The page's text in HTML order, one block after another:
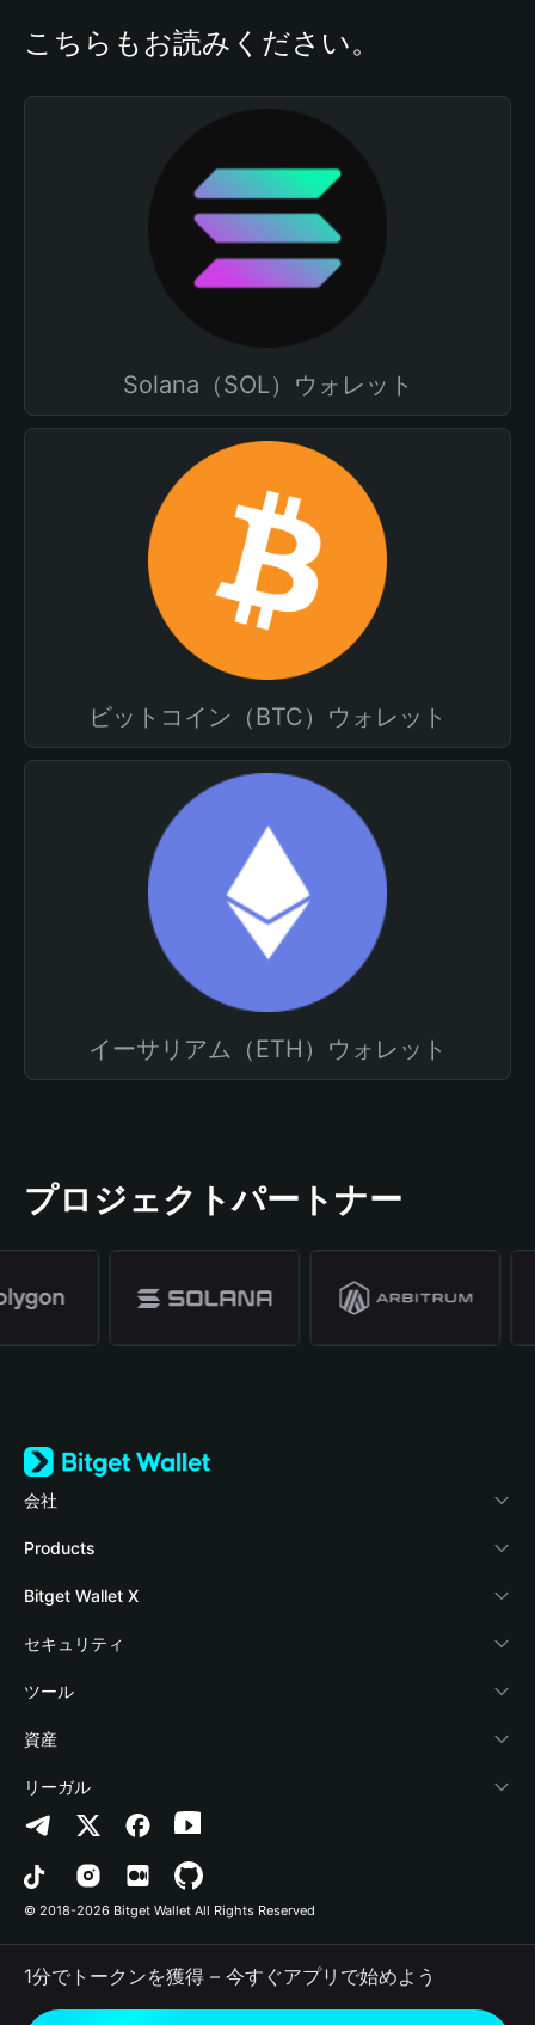
こちらもお読みください。
Solana（SOL）ウォレット
ビットコイン（BTC）ウォレット
イーサリアム（ETH）ウォレット
プロジェクトパートナー
会社
Bitget Walletについて
ブログ
アカデミー
暗号資産ニュース
Help Center
お問い合わせ
ブランドリソース
キャリア
Products
Crypto Card
Stablecoin Earn
Payfi Crypto
Crypto Swap API
Altcoin Season Index
Prediction Markets
DApp
RWA
Bitget Wallet X
デベロッパー
ウォレットを接続
Bitget Wallet Pay
プロジェクトを掲載
セキュリティ
保護基金
セキュリティ技術
ツール
暗号資産を購入
認証検出
コントラクト検出
一括送金
資産
Arbitrum
Avalanche
Bitcoin
Polygon
リーガル
プライバシーポリシー
利用規約
© 2018-2026 Bitget Wallet All Rights Reserved
1分でトークンを獲得 – 今すぐアプリで始めよう